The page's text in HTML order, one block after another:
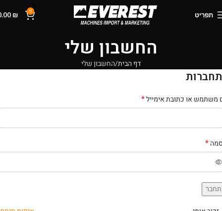
תפריט 0
₪
החשבון שלי
דף הבית החשבון שלי
משתמש או כתובת אימייל*
*